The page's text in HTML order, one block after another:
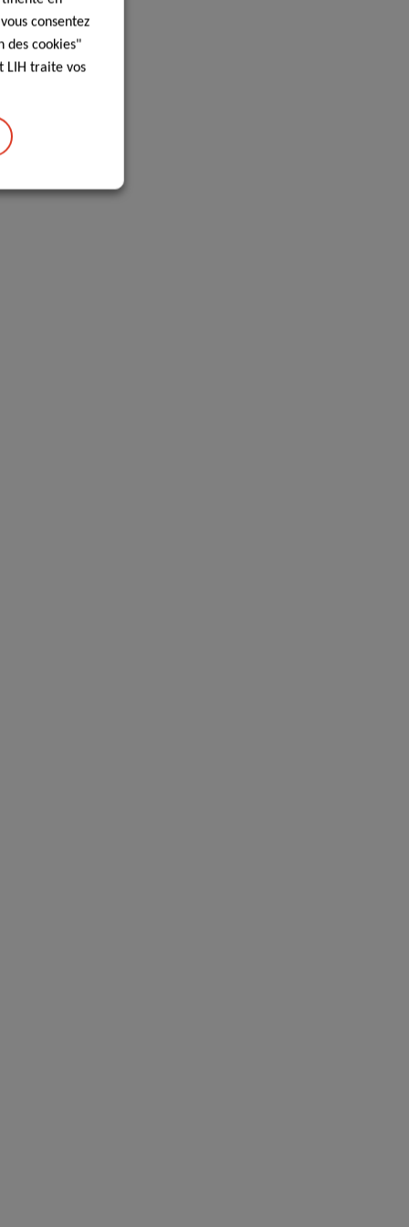
consentez
des cookies"
LIH traite vos